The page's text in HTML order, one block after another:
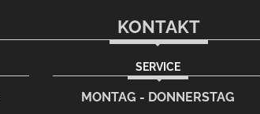
KONTAKT
SERVICE
MONTAG - DONNERSTAG